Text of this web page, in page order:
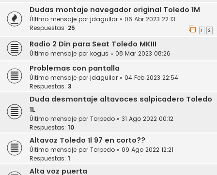
Dudas montaje navegador original Toledo 1M
Último mensaje por jdaguilar « 06 Abr 2023 22:13
Respuestas: 25 1 2
Radio 2 Din para Seat Toledo MKIII
Último mensaje por kogus « 08 Mar 2023 08:26
Problemas con pantalla
Último mensaje por jdaguilar « 04 Feb 2023 22:54
Respuestas: 3
Duda desmontaje altavoces salpicadero Toledo
1L
Último mensaje por Torpedo « 31 Ago 2022 00:12
Respuestas: 10
Altavoz Toledo 1l 97 en corto??
Último mensaje por Torpedo « 09 Ago 2022 12:21
Respuestas: 1
Alta voz puerta